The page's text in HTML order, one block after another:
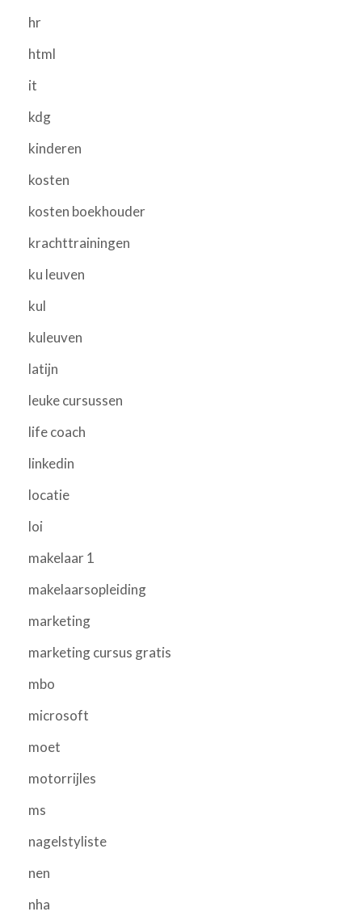
hr
html
it
kdg
kinderen
kosten
kosten boekhouder
krachttrainingen
ku leuven
kul
kuleuven
latijn
leuke cursussen
life coach
linkedin
locatie
loi
makelaar 1
makelaarsopleiding
marketing
marketing cursus gratis
mbo
microsoft
moet
motorrijles
ms
nagelstyliste
nen
nha